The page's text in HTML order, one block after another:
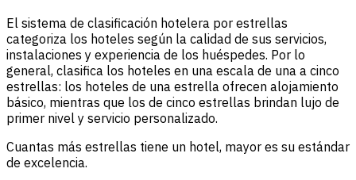
El sistema de clasificación hotelera por estrellas
categoriza los hoteles según la calidad de sus servicios,
instalaciones y experiencia de los huéspedes. Por lo
general, clasifica los hoteles en una escala de una a cinco
estrellas: los hoteles de una estrella ofrecen alojamiento
básico, mientras que los de cinco estrellas brindan lujo de
primer nivel y servicio personalizado.
Cuantas más estrellas tiene un hotel, mayor es su estándar
de excelencia.